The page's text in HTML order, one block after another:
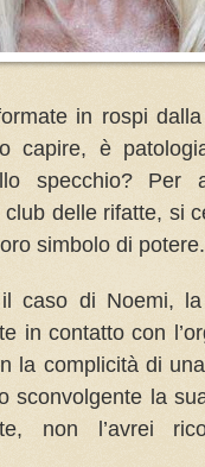
in rospi
capire, è
specchio? Per
club delle rifatte, si
simbolo di potere.
caso di Noemi,
in contatto con
la complicità di
sconvolgente la
non l’avrei